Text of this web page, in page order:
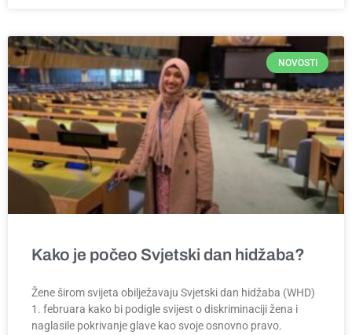
NOVOSTI
Kako je počeo Svjetski dan hidžaba?
Žene širom svijeta obilježavaju Svjetski dan hidžaba (WHD)
1. februara kako bi podigle svijest o diskriminaciji žena i
naglasile pokrivanje glave kao svoje osnovno pravo.